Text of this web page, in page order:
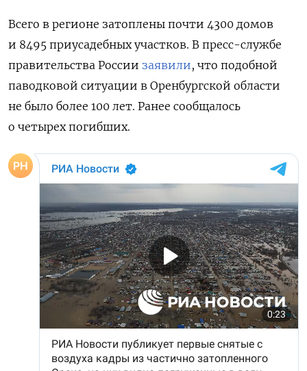
Всего в регионе затоплены почти 4300 домов
и 8495 приусадебных участков. В пресс-службе
правительства России заявили, что подобной
паводковой ситуации в Оренбургской области
не было более 100 лет. Ранее сообщалось
о четырех погибших.